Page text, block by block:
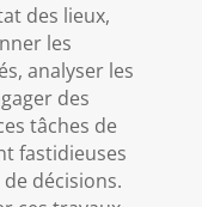
des lieux,
les
analyser les
des
tâches de
fastidieuses
décisions.